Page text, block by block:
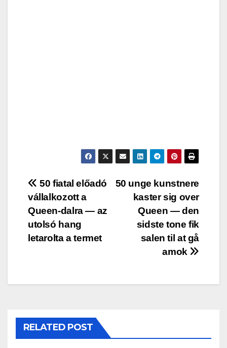
Post
navigation
50 unge kunstnere
kaster sig over
Queen — den
sidste tone fik
salen til at gå
amok
50 fiatal előadó
vállalkozott a
Queen-dalra — az
utolsó hang
letarolta a termet
RELATED POST